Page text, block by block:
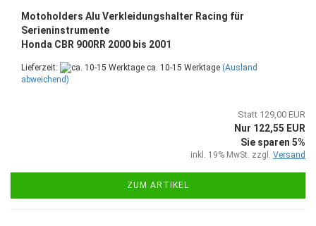
Motoholders Alu Verkleidungshalter Racing für
Serieninstrumente
Honda CBR 900RR 2000 bis 2001
Lieferzeit: ca. 10-15 Werktage (Ausland
abweichend)
Statt 129,00 EUR
Nur 122,55 EUR
Sie sparen 5%
inkl. 19% MwSt. zzgl. Versand
ZUM ARTIKEL